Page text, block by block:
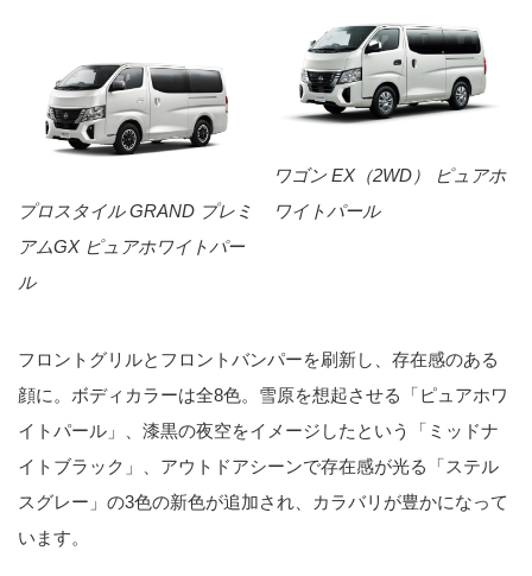
プロスタイル GRAND プレミ
アムGX ピュアホワイトパー
ル
ワゴン EX（2WD） ピュアホ
ワイトパール
フロントグリルとフロントバンパーを刷新し、存在感のある
顔に。ボディカラーは全8色。雪原を想起させる「ピュアホワ
イトパール」、漆黒の夜空をイメージしたという「ミッドナ
イトブラック」、アウトドアシーンで存在感が光る「ステル
スグレー」の3色の新色が追加され、カラバリが豊かになって
います。